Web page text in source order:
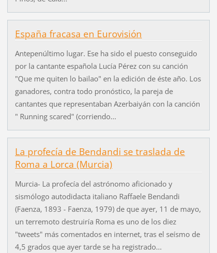
España fracasa en Eurovisión
Antepenúltimo lugar. Ese ha sido el puesto conseguido
por la cantante española Lucía Pérez con su canción
"Que me quiten lo bailao" en la edición de éste año. Los
ganadores, contra todo pronóstico, la pareja de
cantantes que representaban Azerbaiyán con la canción
" Running scared" (corriendo...
La profecía de Bendandi se traslada de
Roma a Lorca (Murcia)
Murcia- La profecía del astrónomo aficionado y
sismólogo autodidacta italiano Raffaele Bendandi
(Faenza, 1893 - Faenza, 1979) de que ayer, 11 de mayo,
un terremoto destruiría Roma es uno de los diez
"tweets" más comentados en internet, tras el seísmo de
4,5 grados que ayer tarde se ha registrado...